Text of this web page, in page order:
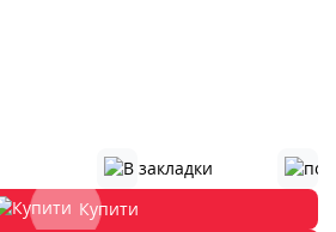
Купити